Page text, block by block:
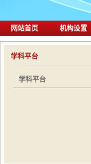
网站首页 机构设置
学科平台
学科平台